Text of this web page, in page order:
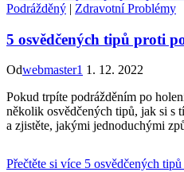
Podrážděný | Zdravotní Problémy
5 osvědčených tipů proti
Odwebmaster1 1. 12. 2022
Pokud trpíte podrážděním po
několik osvědčených tipů, jak si s
a zjistěte, jakými jednoduchými
Přečtěte si více 5 osvědčených